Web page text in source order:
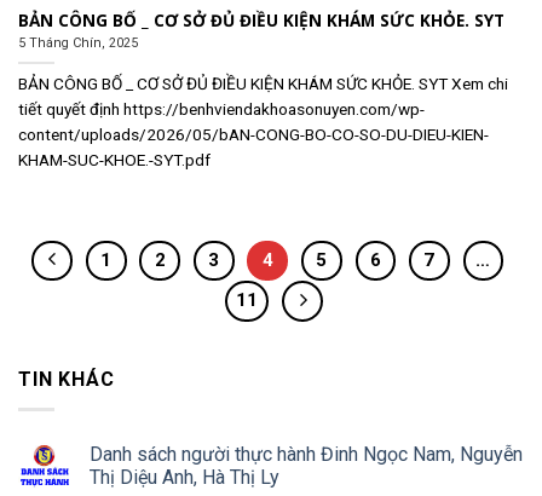
BẢN CÔNG BỐ _ CƠ SỞ ĐỦ ĐIỀU KIỆN KHÁM SỨC KHỎE. SYT
5 Tháng Chín, 2025
BẢN CÔNG BỐ _ CƠ SỞ ĐỦ ĐIỀU KIỆN KHÁM SỨC KHỎE. SYT Xem chi
tiết quyết định https://benhviendakhoasonuyen.com/wp-
content/uploads/2026/05/bAN-CONG-BO-CO-SO-DU-DIEU-KIEN-
KHAM-SUC-KHOE.-SYT.pdf
1 2 3 4 5 6 7
…
11
TIN KHÁC
Danh sách người thực hành Đinh Ngọc Nam, Nguyễn
Thị Diệu Anh, Hà Thị Ly